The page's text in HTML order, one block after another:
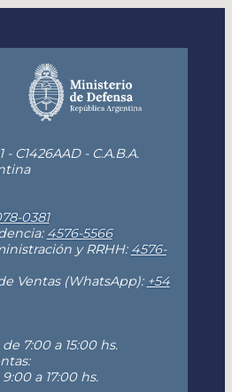
C1426AAD - C.A.B.A.
0381
4576-5566
y RRHH: 4576-
Ventas (WhatsApp): +54
7:00 a 15:00 hs.
a 17:00 hs.